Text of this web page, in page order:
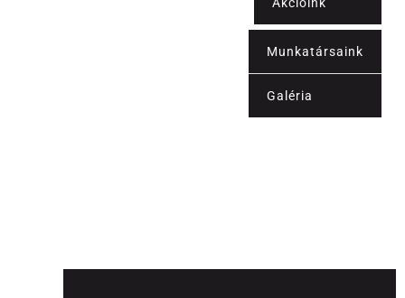
Munkatársaink
Galéria